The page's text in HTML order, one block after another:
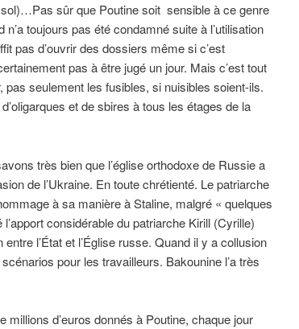
sûr que Poutine soit sensible à ce genre
toujours pas été condamné suite à l’utilisation
pas d’ouvrir des dossiers même si c’est
pas à être jugé un jour. Mais c’est tout
pas seulement les fusibles, si nuisibles soient-ils.
et de sbires à tous les étages de la
très bien que l’église orthodoxe de Russie a
de l’Ukraine. En toute chrétienté. Le patriarche
à sa manière à Staline, malgré « quelques
considérable du patriarche Kirill (Cyrille)
l’État et l’Église russe. Quand il y a collusion
scénarios pour les travailleurs. Bakounine l’a très
d’euros donnés à Poutine, chaque jour